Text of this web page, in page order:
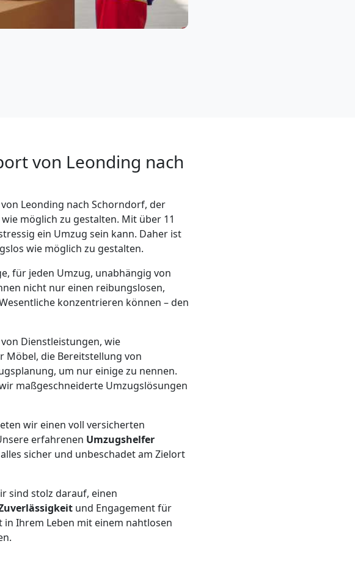
von Leonding nach
von Leonding nach Schorndorf, der
möglich zu gestalten. Mit über 11
ein Umzug sein kann. Daher ist
wie möglich zu gestalten.
für jeden Umzug, unabhängig von
nicht nur einen reibungslosen,
konzentrieren können – den
Dienstleistungen, wie
Möbel, die Bereitstellung von
um nur einige zu nennen.
maßgeschneiderte Umzugslösungen
wir einen voll versicherten
erfahrenen Umzugshelfer
sicher und unbeschadet am Zielort
sind stolz darauf, einen
und Engagement für
in Ihrem Leben mit einem nahtlosen